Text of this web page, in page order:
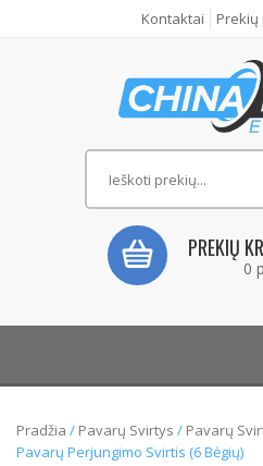
Kontaktai
PREKIŲ
0
Pradžia / Pavarų Svirtys / Pavarų
Pavarų Perjungimo Svirtis (6 Bėgių)